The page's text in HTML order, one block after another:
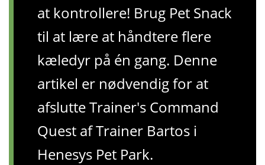
at kontrollere! Brug Pet Snack
til at lære at håndtere flere
kæledyr på én gang. Denne
artikel er nødvendig for at
afslutte Trainer's Command
Quest af Trainer Bartos i
Henesys Pet Park.